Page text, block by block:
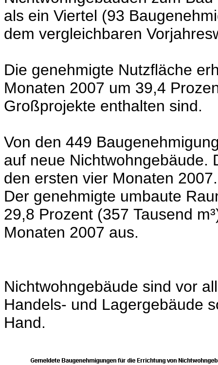
als ein Viertel (93
dem vergleichbaren
Die genehmigte Nutzfläche
Monaten 2007 um 39,4
Großprojekte enthalten sind.
Von den 449
auf neue Nichtwohngebäude.
den ersten vier Monaten 2007.
Der genehmigte umbaute
29,8 Prozent (357 Tausend
Monaten 2007 aus.
Nichtwohngebäude sind vor
Handels- und Lagergebäude
Hand.